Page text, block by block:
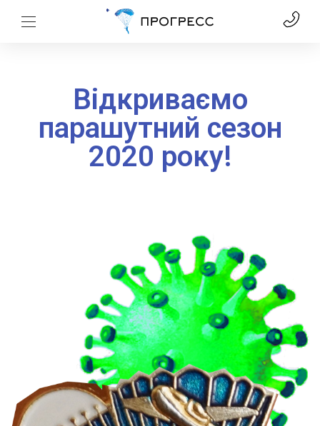
Відкриваємо
парашутний сезон
2020 року!